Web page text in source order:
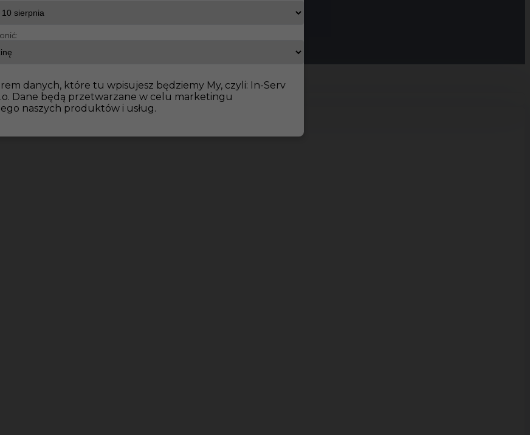
danych, które tu wpisujesz będziemy My, czyli: In-Serv
Dane będą przetwarzane w celu marketingu
naszych produktów i usług.